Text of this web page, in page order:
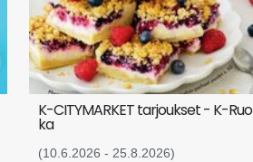
K-CITYMARKET tarjoukset - K-Ruo
ka
(10.6.2026 - 25.8.2026)